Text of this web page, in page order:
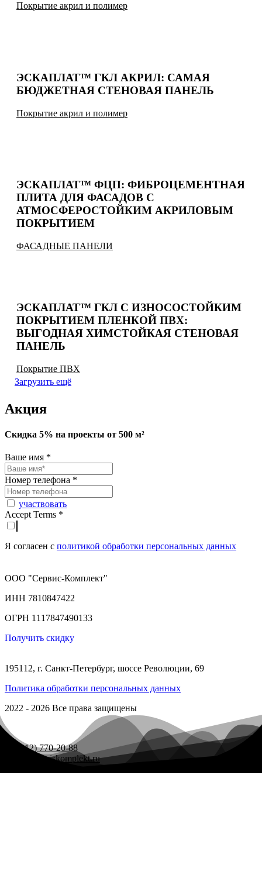
Покрытие акрил и полимер
ЭСКАПЛАТ™ ГКЛ АКРИЛ: САМАЯ
БЮДЖЕТНАЯ СТЕНОВАЯ ПАНЕЛЬ
Покрытие акрил и полимер
ЭСКАПЛАТ™ ФЦП: ФИБРОЦЕМЕНТНАЯ
ПЛИТА ДЛЯ ФАСАДОВ С
АТМОСФЕРОСТОЙКИМ АКРИЛОВЫМ
ПОКРЫТИЕМ
ФАСАДНЫЕ ПАНЕЛИ
ЭСКАПЛАТ™ ГКЛ С ИЗНОСОСТОЙКИМ
ПОКРЫТИЕМ ПЛЕНКОЙ ПВХ:
ВЫГОДНАЯ ХИМСТОЙКАЯ СТЕНОВАЯ
ПАНЕЛЬ
Покрытие ПВХ
Загрузить ещё
Акция
Скидка 5% на проекты от 500 м²
Ваше имя *
Номер телефона *
участвовать
Accept Terms *
Я согласен с политикой обработки персональных данных
ООО "Сервис-Комплект"
ИНН 7810847422
ОГРН 1117847490133
Получить скидку
195112, г. Санкт-Петербург, шоссе Революции, 69
Политика обработки персональных данных
2022 - 2026 Все права защищены
+7 (812) 770-20-88
zakaz@serviskomplekt.ru